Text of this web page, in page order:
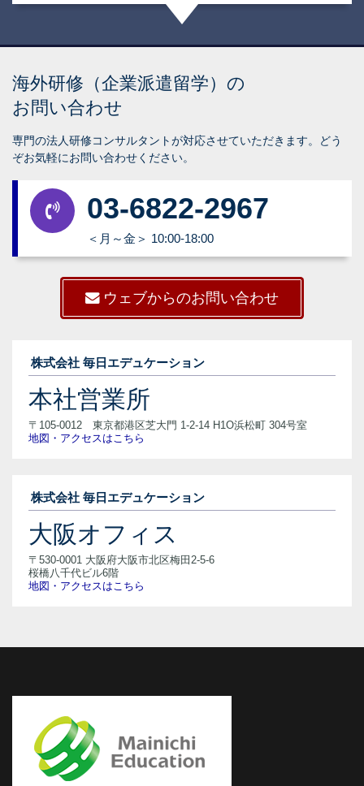
海外研修（企業派遣留学）の
お問い合わせ
専門の法人研修コンサルタントが対応させていただきます。どう
ぞお気軽にお問い合わせください。
03-6822-2967
＜月～金＞ 10:00-18:00
ウェブからのお問い合わせ
株式会社 毎日エデュケーション
本社営業所
〒105-0012 東京都港区芝大門 1-2-14 H1O浜松町 304号室
地図・アクセスはこちら
株式会社 毎日エデュケーション
大阪オフィス
〒530-0001 大阪府大阪市北区梅田2-5-6
桜橋八千代ビル6階
地図・アクセスはこちら